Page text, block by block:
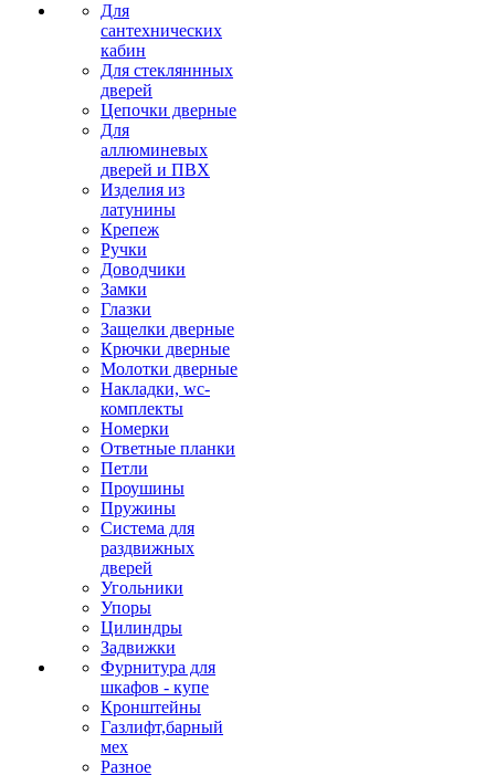
Для
сантехнических
кабин
Для стекляннных
дверей
Цепочки дверные
Для
аллюминевых
дверей и ПВХ
Изделия из
латунины
Крепеж
Ручки
Доводчики
Замки
Глазки
Защелки дверные
Крючки дверные
Молотки дверные
Накладки, wc-
комплекты
Номерки
Ответные планки
Петли
Проушины
Пружины
Система для
раздвижных
дверей
Угольники
Упоры
Цилиндры
Задвижки
Фурнитура для
шкафов - купе
Кронштейны
Газлифт,барный
мех
Разное